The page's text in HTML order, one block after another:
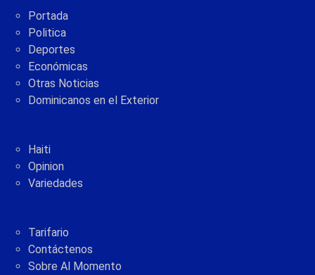
Portada
Politica
Deportes
Económicas
Otras Noticias
Dominicanos en el Exterior
Haiti
Opinion
Variedades
Tarifario
Contáctenos
Sobre Al Momento